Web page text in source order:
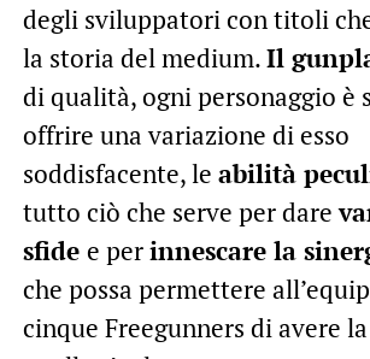
degli sviluppatori con titoli
la storia del medium.Il
di qualità, ogni personaggio è
offrire una variazione di esso
soddisfacente, le abilità
tutto ciò che serve per dare
sfide e perinnescare la
che possa permettere
cinque Freegunners di avere